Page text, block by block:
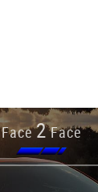
Face2Face